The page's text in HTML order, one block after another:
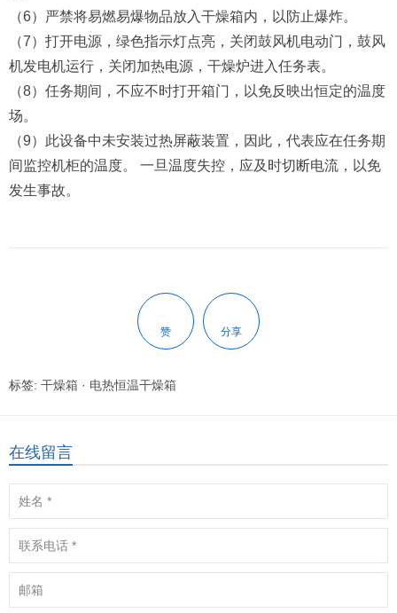
（6）严禁将易燃易爆物品放入干燥箱内，以防止爆炸。
（7）打开电源，绿色指示灯点亮，关闭鼓风机电动门，鼓风
机发电机运行，关闭加热电源，干燥炉进入任务表。
（8）任务期间，不应不时打开箱门，以免反映出恒定的温度
场。
（9）此设备中未安装过热屏蔽装置，因此，代表应在任务期
间监控机柜的温度。 一旦温度失控，应及时切断电流，以免
发生事故。
赞 分享
标签: 干燥箱 · 电热恒温干燥箱
在线留言